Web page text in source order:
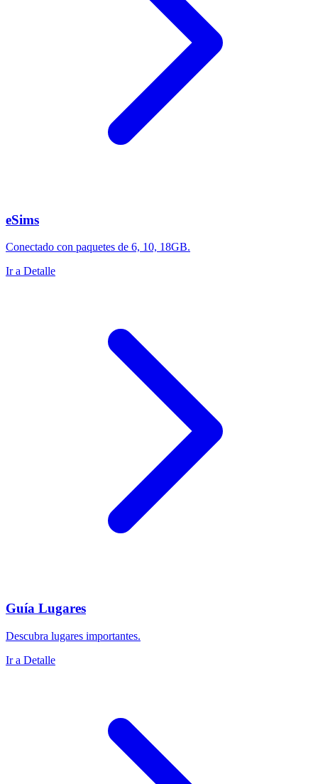
eSims
Conectado con paquetes de 6, 10, 18GB.
Ir a Detalle
Guía Lugares
Descubra lugares importantes.
Ir a Detalle